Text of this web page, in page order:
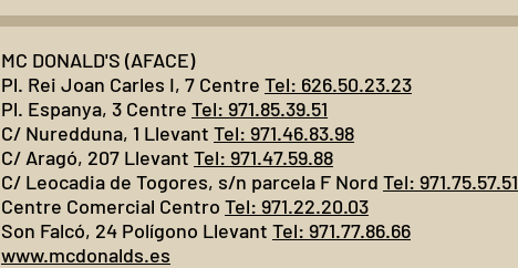
MC DONALD'S (AFACE)
Pl. Rei Joan Carles I, 7 Centre Tel: 626.50.23.23
Pl. Espanya, 3 Centre Tel: 971.85.39.51
C/ Nuredduna, 1 Llevant Tel: 971.46.83.98
C/ Aragó, 207 Llevant Tel: 971.47.59.88
C/ Leocadia de Togores, s/n parcela F Nord Tel: 971.75.57.51
Centre Comercial Centro Tel: 971.22.20.03
Son Falcó, 24 Polígono Llevant Tel: 971.77.86.66
www.mcdonalds.es